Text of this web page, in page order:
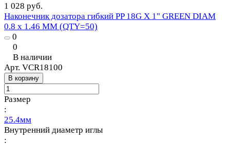
1 028 руб.
Наконечник дозатора гибкий PP 18G X 1" GREEN DIAM
0.8 x 1.46 MM (QTY=50)
0
0
В наличии
Арт. VCR18100
В корзину
Размер
:
25.4мм
Внутренний диаметр иглы
: